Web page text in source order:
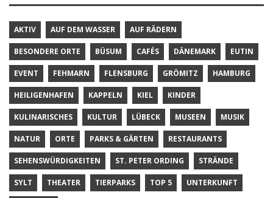
AKTIV AUF DEM WASSER AUF RÄDERN
BESONDERE ORTE BÜSUM CAFÉS DÄNEMARK EUTIN
EVENT FEHMARN FLENSBURG GRÖMITZ HAMBURG
HEILIGENHAFEN KAPPELN KIEL KINDER
KULINARISCHES KULTUR LÜBECK MUSEEN MUSIK
NATUR ORTE PARKS & GÄRTEN RESTAURANTS
SEHENSWÜRDIGKEITEN ST. PETER ORDING STRÄNDE
SYLT THEATER TIERPARKS TOP 5 UNTERKUNFT